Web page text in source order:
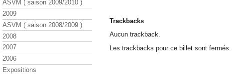
Trackbacks
Aucun trackback.
Les trackbacks pour ce billet sont fermés.
ASVM ( saison 2009/2010 )
2009
ASVM ( saison 2008/2009 )
2008
2007
2006
Expositions